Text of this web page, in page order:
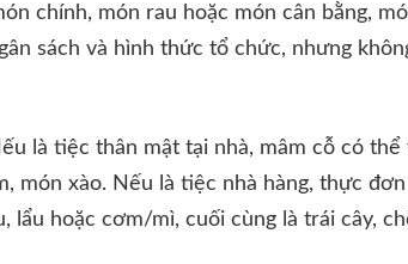
chính, món rau hoặc món cân bằng,
sách và hình thức tổ chức, nhưng
là tiệc thân mật tại nhà, mâm cỗ có thể
món xào. Nếu là tiệc nhà hàng, thực
lẩu hoặc cơm/mì, cuối cùng là trái cây,